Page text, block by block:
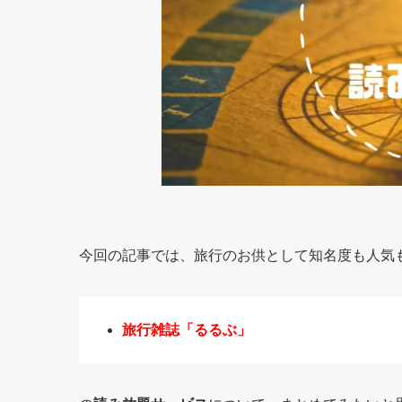
今回の記事では、旅行のお供として知名度も人気
旅行雑誌「るるぶ」